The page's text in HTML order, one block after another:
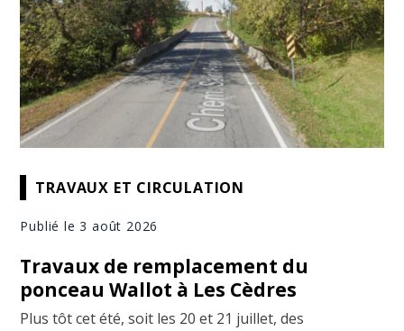
TRAVAUX ET CIRCULATION
Publié le 3 août 2026
Travaux de remplacement du
ponceau Wallot à Les Cèdres
Plus tôt cet été, soit les 20 et 21 juillet, des